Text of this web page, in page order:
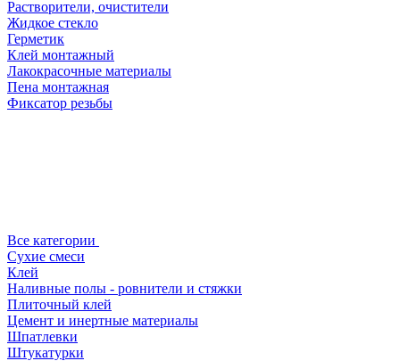
Растворители, очистители
Жидкое стекло
Герметик
Клей монтажный
Лакокрасочные материалы
Пена монтажная
Фиксатор резьбы
Все категории
Сухие смеси
Клей
Наливные полы - ровнители и стяжки
Плиточный клей
Цемент и инертные материалы
Шпатлевки
Штукатурки